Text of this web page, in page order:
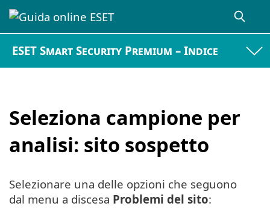
ESET Smart Security Premium – Indice
Seleziona campione per
analisi: sito sospetto
Selezionare una delle opzioni che seguono
dal menu a discesa Problemi del sito: